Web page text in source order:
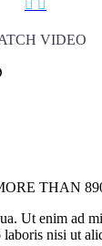
 
VIDEO
THAN
Ut enim ad
nisi ut